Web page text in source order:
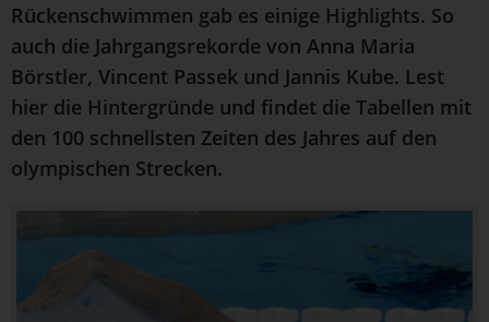
Rückenschwimmen gab es einige Highlights. So
auch die Jahrgangsrekorde von Anna Maria
Börstler, Vincent Passek und Jannis Kube. Lest
hier die Hintergründe und findet die Tabellen mit
den 100 schnellsten Zeiten des Jahres auf den
olympischen Strecken.